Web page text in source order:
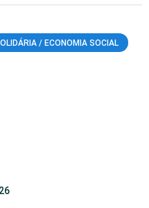
/ ECONOMIA SOCIAL